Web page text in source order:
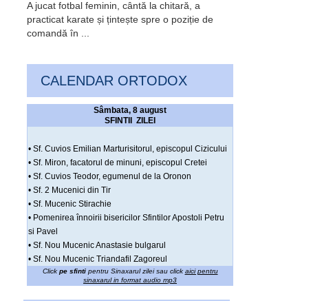
A jucat fotbal feminin, cântă la chitară, a
practicat karate și țintește spre o poziție de
comandă în ...
CALENDAR ORTODOX
Sâmbata, 8 august
SFINTII ZILEI
• Sf. Cuvios Emilian Marturisitorul, episcopul Cizicului
• Sf. Miron, facatorul de minuni, episcopul Cretei
• Sf. Cuvios Teodor, egumenul de la Oronon
• Sf. 2 Mucenici din Tir
• Sf. Mucenic Stirachie
• Pomenirea înnoirii bisericilor Sfintilor Apostoli Petru
si Pavel
• Sf. Nou Mucenic Anastasie bulgarul
• Sf. Nou Mucenic Triandafil Zagoreul
Click pe sfintipentru Sinaxarul zilei sau click aici pentru
sinaxarul in format audio mp3